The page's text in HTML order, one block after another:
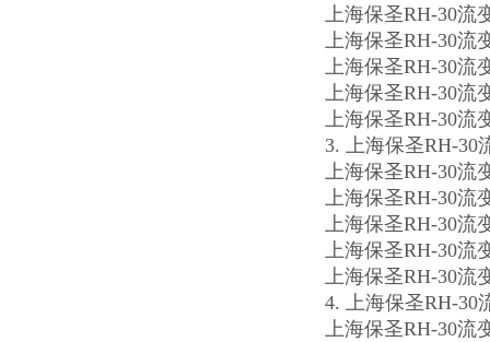
上海保圣RH-30流
上海保圣RH-30流
上海保圣RH-30流
上海保圣RH-30流
上海保圣RH-30流
3. 上海保圣RH-30
上海保圣RH-30流
上海保圣RH-30流
上海保圣RH-30流
上海保圣RH-30流
上海保圣RH-30流
4. 上海保圣RH-30
上海保圣RH-30流